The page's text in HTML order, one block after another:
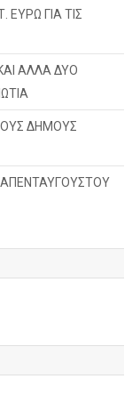
ΕΥΡΩ ΓΙΑ ΤΙΣ
ΑΛΛΑ ΔΥΟ
ΔΗΜΟΥΣ